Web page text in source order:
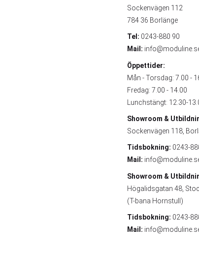
Sockenvägen 112
784 36 Borlänge
Tel: 0243-880 90
Mail:
Öppettider:
Mån - Torsdag: 7.00 -
Fredag: 7.00 - 14.00
Lunchstängt: 12.30-
Showroom &
Sockenvägen 118,
Tidsbokning: 0243-
Mail:
Showroom &
Högalidsgatan 48,
(T-bana Hornstull)
Tidsbokning: 0243-
Mail: